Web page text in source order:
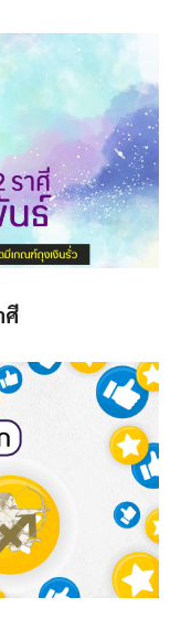
ศี